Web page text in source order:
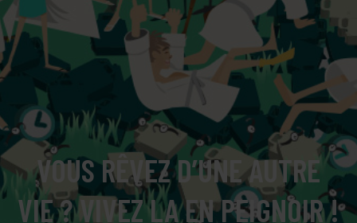
VOUS RÊVEZ D’UNE AUTRE
VIE ? VIVEZ LA EN PEIGNOIR !